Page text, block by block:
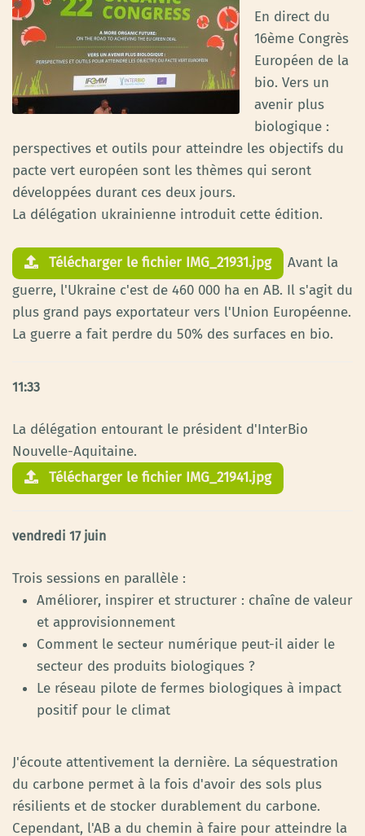
En direct du
16ème Congrès
Européen de la
bio. Vers un
avenir plus
biologique :
perspectives et outils pour atteindre les objectifs du
pacte vert européen sont les thèmes qui seront
développées durant ces deux jours.
La délégation ukrainienne introduit cette édition.
Télécharger le fichier IMG_21931.jpg
Avant la
guerre, l'Ukraine c'est de 460 000 ha en AB. Il s'agit du
plus grand pays exportateur vers l'Union Européenne.
La guerre a fait perdre du 50% des surfaces en bio.
11:33
La délégation entourant le président d'InterBio
Nouvelle-Aquitaine.
Télécharger le fichier IMG_21941.jpg
vendredi 17 juin
Trois sessions en parallèle :
Améliorer, inspirer et structurer : chaîne de valeur
et approvisionnement
Comment le secteur numérique peut-il aider le
secteur des produits biologiques ?
Le réseau pilote de fermes biologiques à impact
positif pour le climat
J'écoute attentivement la dernière. La séquestration
du carbone permet à la fois d'avoir des sols plus
résilients et de stocker durablement du carbone.
Cependant, l'AB a du chemin à faire pour atteindre la